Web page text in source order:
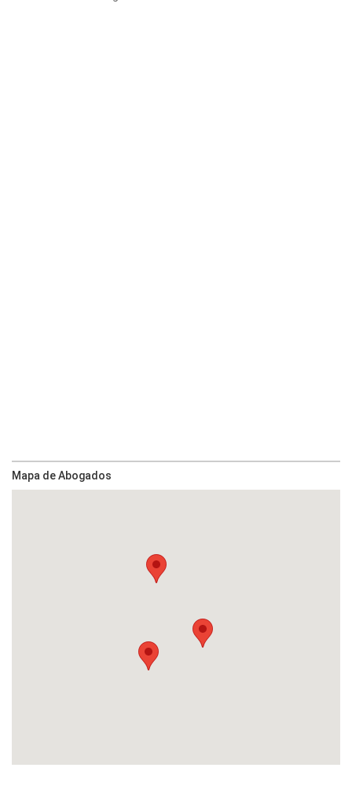
Mapa de Abogados